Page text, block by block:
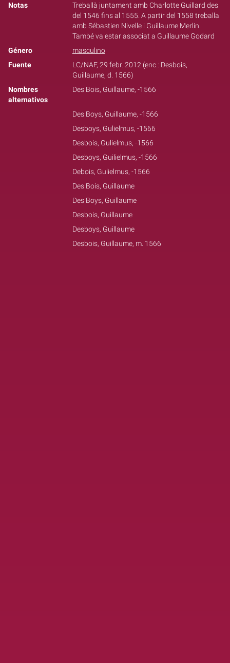
Notas
Treballà juntament amb Charlotte Guillard des
del 1546 fins al 1555. A partir del 1558 treballa
amb Sébastien Nivelle i Guillaume Merlin.
També va estar associat a Guillaume Godard
Género
masculino
Fuente
LC/NAF, 29 febr. 2012 (enc.: Desbois,
Guillaume, d. 1566)
Nombres
alternativos
Des Bois, Guillaume, -1566
Des Boys, Guillaume, -1566
Desboys, Gulielmus, -1566
Desbois, Gulielmus, -1566
Desboys, Guilielmus, -1566
Debois, Gulielmus, -1566
Des Bois, Guillaume
Des Boys, Guillaume
Desbois, Guillaume
Desboys, Guillaume
Desbois, Guillaume, m. 1566